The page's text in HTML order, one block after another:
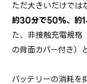
ただ大きいだけでは
約30分で50%、約
た、非接触充電規格
の背面カバー付き）
バッテリーの消耗を